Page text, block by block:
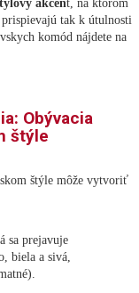
týlový akcent, na ktorom
tak k útulnosti
komód nájdete na
Obývacia
štýle
štýle môže vytvoriť
sa prejavuje
biela a sivá,